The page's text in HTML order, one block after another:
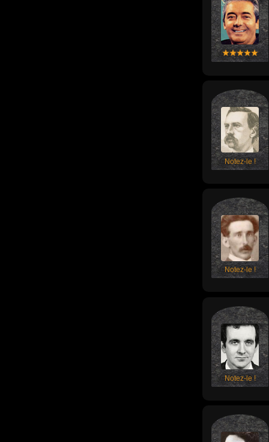
Notez-le !
Notez-le !
Notez-le !